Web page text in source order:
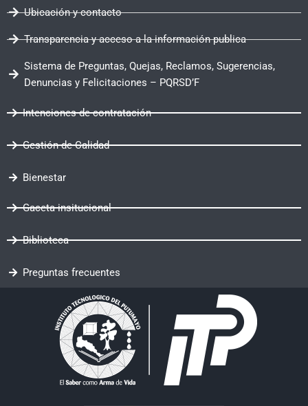
Ubicación y contacto
Transparencia y acceso a la información publica
Sistema de Preguntas, Quejas, Reclamos, Sugerencias,
Denuncias y Felicitaciones – PQRSD’F
Intenciones de contratación
Gestión de Calidad
Bienestar
Gaceta insitucional
Biblioteca
Preguntas frecuentes